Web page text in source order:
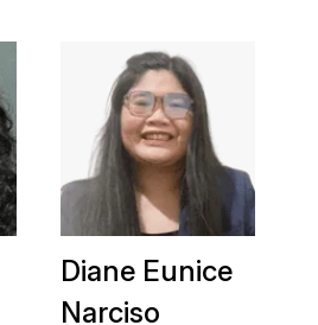
Diane Eunice
Narciso